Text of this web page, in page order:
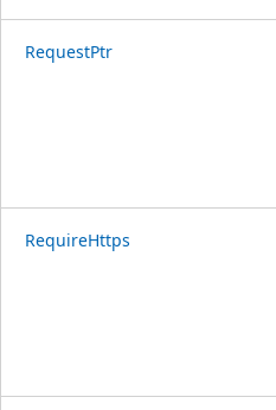
RequestPtr
RequireHttps